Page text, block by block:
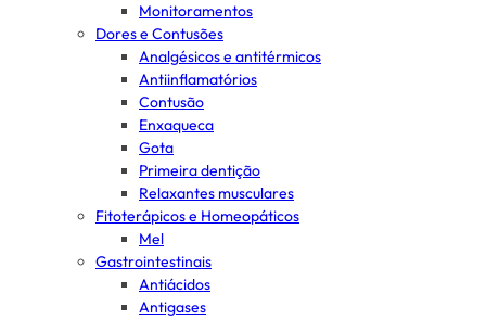
Monitoramentos
Dores e Contusões
Analgésicos e antitérmicos
Antiinflamatórios
Contusão
Enxaqueca
Gota
Primeira dentição
Relaxantes musculares
Fitoterápicos e Homeopáticos
Mel
Gastrointestinais
Antiácidos
Antigases